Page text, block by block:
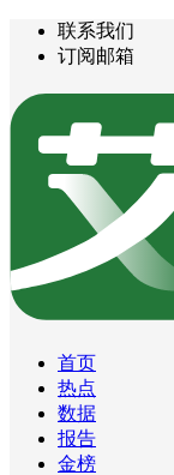
联系我们
订阅邮箱
首页
热点
数据
报告
金榜